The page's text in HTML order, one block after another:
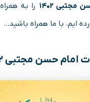
مجتبی ۱۴۰۲
را به
ایم. با ما همراه باشید…
امام حسن مجتبی ۱۴۰۲